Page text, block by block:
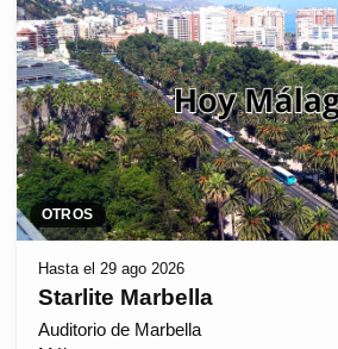
OTROS
Hasta el 29 ago 2026
Starlite Marbella
Auditorio de Marbella